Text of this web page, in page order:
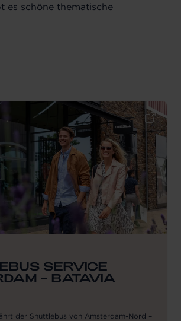
es schöne thematische
SERVICE
– BATAVIA
der Shuttlebus von Amsterdam-Nord –